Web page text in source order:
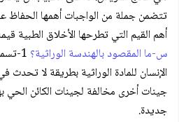
أهم القيم التي تطرحها الأخلاق الطبية
س-ما المقصود بالهندسة الوراثية؟ 1-
جينات أخرى مخالفة لجينات الكائن
جديدة.